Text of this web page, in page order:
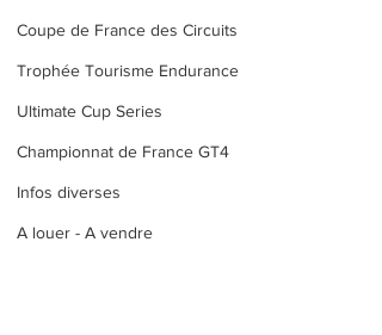
Coupe de France des Circuits
Trophée Tourisme Endurance
Ultimate Cup Series
Championnat de France GT4
Infos diverses
A louer - A vendre